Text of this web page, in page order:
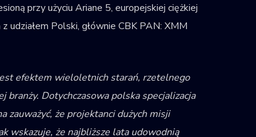
przy użyciu Ariane 5, europejskiej ciężkiej
udziałem Polski, głównie CBK PAN: XMM
efektem wieloletnich starań, rzetelnego
Dotychczasowa polska specjalizacja
zauważyć, że projektanci dużych misji
wskazuje, że najbliższe lata udowodnią